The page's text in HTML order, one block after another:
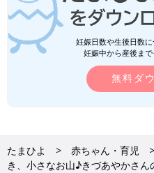
妊娠日数や生後日数
妊娠中から産後ま
無料ダ
たまひよ 赤ちゃん・育児
き、小さなお山♪きづあやかさん